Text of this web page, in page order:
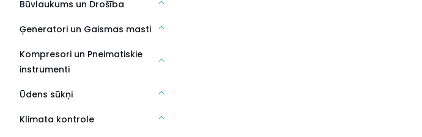
Būvlaukums un Drošība
Ģeneratori un Gaismas masti
Kompresori un Pneimatiskie
instrumenti
Ūdens sūkņi
Klimata kontrole